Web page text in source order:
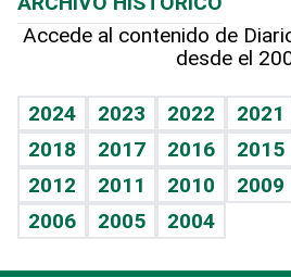
Hablando con el pediatra
Vida y familia
Eñe
Celebrando la vida
Sin complejos
TBT Deportivo
Más firmas
Hecho en casa
Guía del dinero
Cumpleaños
Horóscopos
Crucigramas
Accede al contenido de
desde el
2024 2023 2022 2021
2018
2017 2016 2015
2012
2011 2010 2009
2006
2005 2004